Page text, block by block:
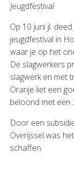
Jeugdfestival
Op 10 juni jl.
jeugdfestival in
waar je op het
De slagwerkers
slagwerk en met
Oranje liet een
beloond met een
Door een
Overijssel was
schaffen.